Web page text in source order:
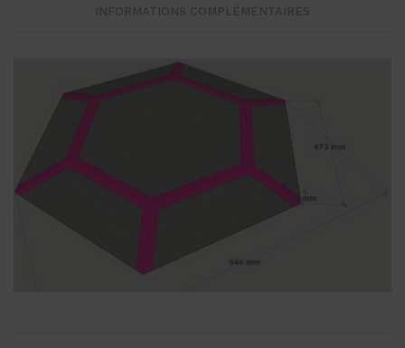
INFORMATIONS COMPLÉMENTAIRES